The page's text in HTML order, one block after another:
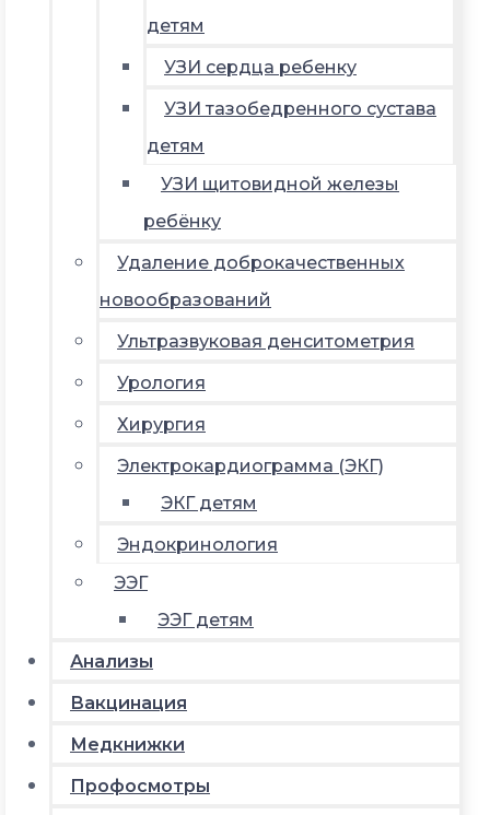
детям
УЗИ сердца ребенку
УЗИ тазобедренного сустава
детям
УЗИ щитовидной железы
ребёнку
Удаление доброкачественных
новообразований
Ультразвуковая денситометрия
Урология
Хирургия
Электрокардиограмма (ЭКГ)
ЭКГ детям
Эндокринология
ЭЭГ
ЭЭГ детям
Анализы
Вакцинация
Медкнижки
Профосмотры